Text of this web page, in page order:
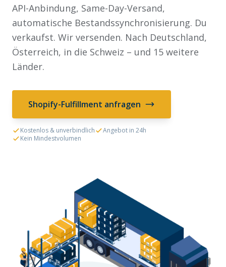
API-Anbindung, Same-Day-Versand,
automatische Bestandssynchronisierung. Du
verkaufst. Wir versenden. Nach Deutschland,
Österreich, in die Schweiz – und 15 weitere
Länder.
Shopify-Fulfillment anfragen
Kostenlos & unverbindlich
Angebot in 24h
Kein Mindestvolumen